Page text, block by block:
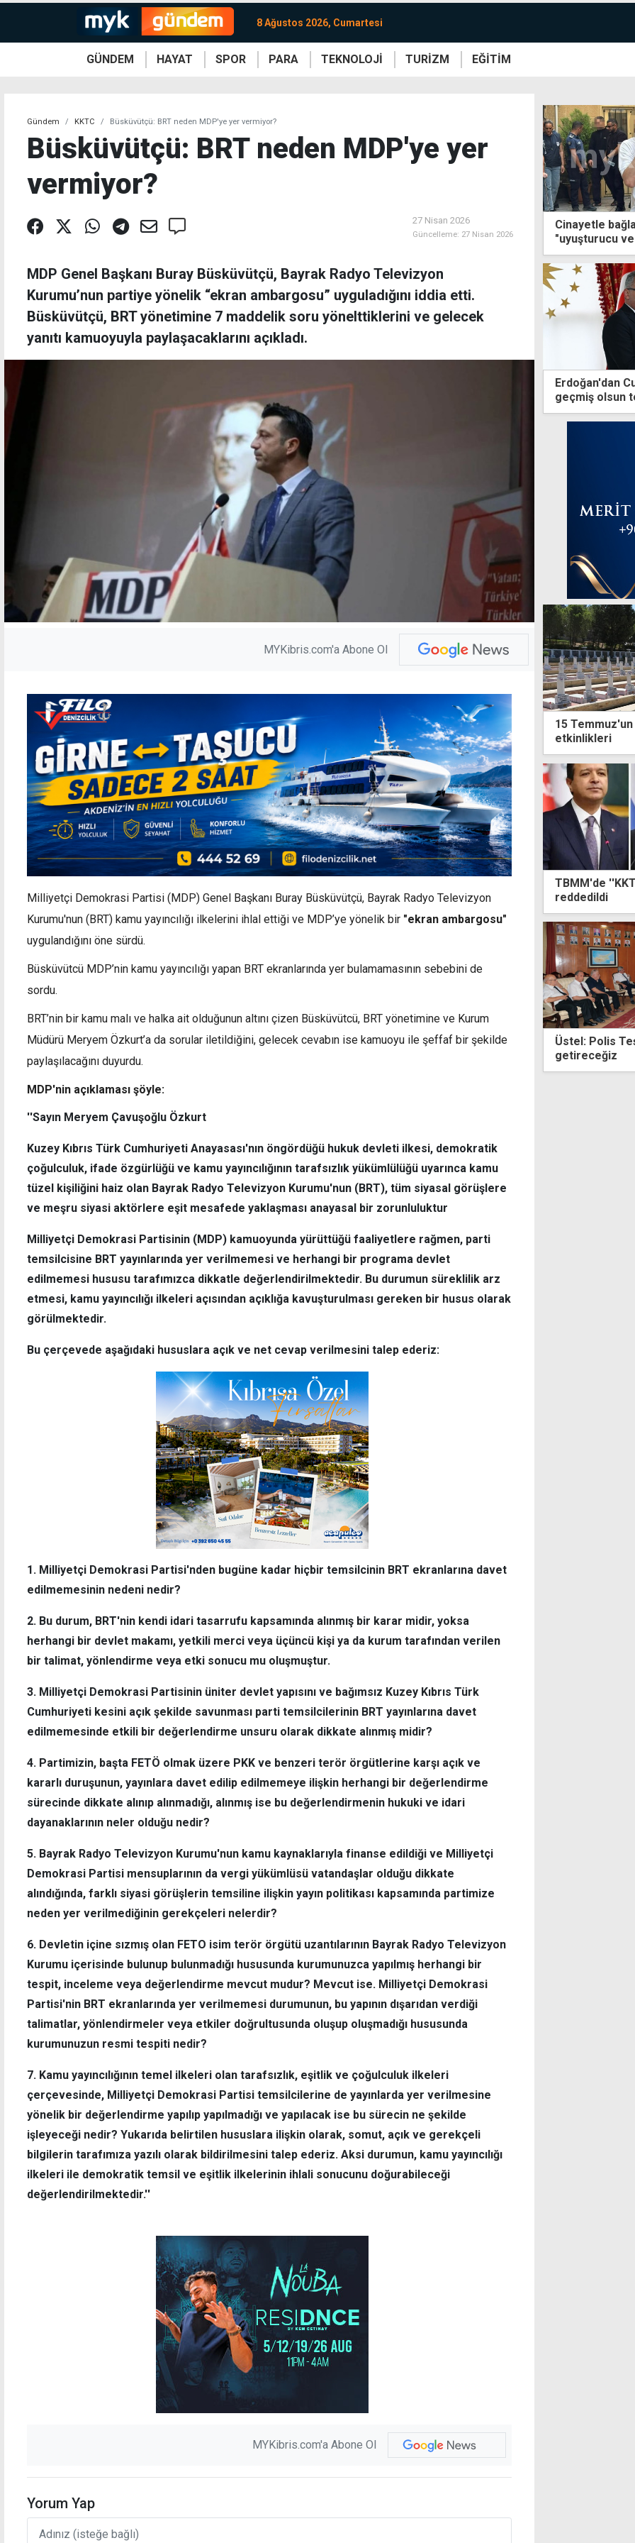
8 Ağustos 2026, Cumartesi
GÜNDEM HAYAT SPOR PARA TEKNOLOJİ TURİZM EĞİTİM
Gündem KKTC Büsküvütçü: BRT neden MDP'ye yer vermiyor?
Büsküvütçü: BRT neden MDP'ye yer
vermiyor?
27 Nisan 2026
Güncelleme: 27 Nisan 2026
MDP Genel Başkanı Buray Büsküvütçü, Bayrak Radyo Televizyon
Kurumu’nun partiye yönelik “ekran ambargosu” uyguladığını iddia etti.
Büsküvütçü, BRT yönetimine 7 maddelik soru yönelttiklerini ve gelecek
yanıtı kamuoyuyla paylaşacaklarını açıkladı.
MYKibris.com'a Abone Ol
Milliyetçi Demokrasi Partisi (MDP) Genel Başkanı Buray Büsküvütçü, Bayrak Radyo Televizyon
Kurumu'nun (BRT) kamu yayıncılığı ilkelerini ihlal ettiği ve MDP’ye yönelik bir "ekran ambargosu"
uygulandığını öne sürdü.
Büsküvütcü MDP’nin kamu yayıncılığı yapan BRT ekranlarında yer bulamamasının sebebini de
sordu.
BRT’nin bir kamu malı ve halka ait olduğunun altını çizen Büsküvütcü, BRT yönetimine ve Kurum
Müdürü Meryem Özkurt’a da sorular iletildiğini, gelecek cevabın ise kamuoyu ile şeffaf bir şekilde
paylaşılacağını duyurdu.
MDP'nin açıklaması şöyle:
''Sayın Meryem Çavuşoğlu Özkurt
Kuzey Kıbrıs Türk Cumhuriyeti Anayasası'nın öngördüğü hukuk devleti ilkesi, demokratik
çoğulculuk, ifade özgürlüğü ve kamu yayıncılığının tarafsızlık yükümlülüğü uyarınca kamu
tüzel kişiliğini haiz olan Bayrak Radyo Televizyon Kurumu'nun (BRT), tüm siyasal görüşlere
ve meşru siyasi aktörlere eşit mesafede yaklaşması anayasal bir zorunluluktur
Milliyetçi Demokrasi Partisinin (MDP) kamuoyunda yürüttüğü faaliyetlere rağmen, parti
temsilcisine BRT yayınlarında yer verilmemesi ve herhangi bir programa devlet
edilmemesi hususu tarafımızca dikkatle değerlendirilmektedir. Bu durumun süreklilik arz
etmesi, kamu yayıncılığı ilkeleri açısından açıklığa kavuşturulması gereken bir husus olarak
görülmektedir.
Bu çerçevede aşağıdaki hususlara açık ve net cevap verilmesini talep ederiz:
1. Milliyetçi Demokrasi Partisi'nden bugüne kadar hiçbir temsilcinin BRT ekranlarına davet
edilmemesinin nedeni nedir?
2. Bu durum, BRT'nin kendi idari tasarrufu kapsamında alınmış bir karar midir, yoksa
herhangi bir devlet makamı, yetkili merci veya üçüncü kişi ya da kurum tarafından verilen
bir talimat, yönlendirme veya etki sonucu mu oluşmuştur.
3. Milliyetçi Demokrasi Partisinin üniter devlet yapısını ve bağımsız Kuzey Kıbrıs Türk
Cumhuriyeti kesini açık şekilde savunması parti temsilcilerinin BRT yayınlarına davet
edilmemesinde etkili bir değerlendirme unsuru olarak dikkate alınmış midir?
4. Partimizin, başta FETÖ olmak üzere PKK ve benzeri terör örgütlerine karşı açık ve
kararlı duruşunun, yayınlara davet edilip edilmemeye ilişkin herhangi bir değerlendirme
sürecinde dikkate alınıp alınmadığı, alınmış ise bu değerlendirmenin hukuki ve idari
dayanaklarının neler olduğu nedir?
5. Bayrak Radyo Televizyon Kurumu'nun kamu kaynaklarıyla finanse edildiği ve Milliyetçi
Demokrasi Partisi mensuplarının da vergi yükümlüsü vatandaşlar olduğu dikkate
alındığında, farklı siyasi görüşlerin temsiline ilişkin yayın politikası kapsamında partimize
neden yer verilmediğinin gerekçeleri nelerdir?
6. Devletin içine sızmış olan FETO isim terör örgütü uzantılarının Bayrak Radyo Televizyon
Kurumu içerisinde bulunup bulunmadığı hususunda kurumunuzca yapılmış herhangi bir
tespit, inceleme veya değerlendirme mevcut mudur? Mevcut ise. Milliyetçi Demokrasi
Partisi'nin BRT ekranlarında yer verilmemesi durumunun, bu yapının dışarıdan verdiği
talimatlar, yönlendirmeler veya etkiler doğrultusunda oluşup oluşmadığı hususunda
kurumunuzun resmi tespiti nedir?
7. Kamu yayıncılığının temel ilkeleri olan tarafsızlık, eşitlik ve çoğulculuk ilkeleri
çerçevesinde, Milliyetçi Demokrasi Partisi temsilcilerine de yayınlarda yer verilmesine
yönelik bir değerlendirme yapılıp yapılmadığı ve yapılacak ise bu sürecin ne şekilde
işleyeceği nedir? Yukarıda belirtilen hususlara ilişkin olarak, somut, açık ve gerekçeli
bilgilerin tarafımıza yazılı olarak bildirilmesini talep ederiz. Aksi durumun, kamu yayıncılığı
ilkeleri ile demokratik temsil ve eşitlik ilkelerinin ihlali sonucunu doğurabileceği
değerlendirilmektedir.''
MYKibris.com'a Abone Ol
Yorum Yap
Cinayetle
"uyuşturucu
tutukluluk
Erdoğan'dan
geçmiş olsun
15 Temmuz'un
etkinlikleri
TBMM'de
reddedildi
Lapta'daki cinsel taciz soruşturmasında
mağdur sayısı 7'ye yükseldi
Üstel: Polis Teşkilatı'nı daha güçlü hale
Cihat
hazırlanıyor